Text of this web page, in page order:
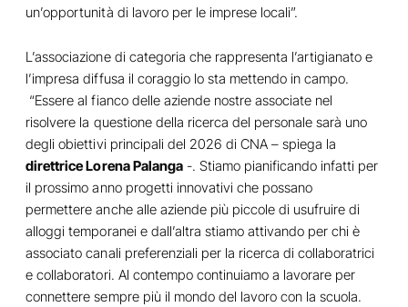
un’opportunità di lavoro per le imprese locali”.
L’associazione di categoria che rappresenta l’artigianato e
l’impresa diffusa il coraggio lo sta mettendo in campo.
“Essere al fianco delle aziende nostre associate nel
risolvere la questione della ricerca del personale sarà uno
degli obiettivi principali del 2026 di CNA – spiega la
direttrice Lorena Palanga-. Stiamo pianificando infatti per
il prossimo anno progetti innovativi che possano
permettere anche alle aziende più piccole di usufruire di
alloggi temporanei e dall’altra stiamo attivando per chi è
associato canali preferenziali per la ricerca di collaboratrici
e collaboratori. Al contempo continuiamo a lavorare per
connettere sempre più il mondo del lavoro con la scuola.